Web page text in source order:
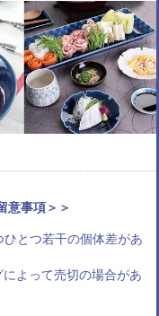
意事項＞＞
とつ若干の個体差があ
よって売切の場合があ